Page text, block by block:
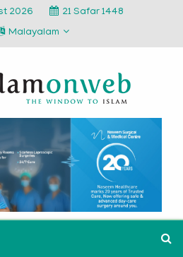
2026
21 Safar 1448
Malayalam